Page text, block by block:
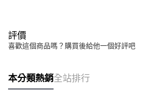
評價
喜歡這個商品嗎？購買後給他一個好評吧
本分類熱銷全站排行